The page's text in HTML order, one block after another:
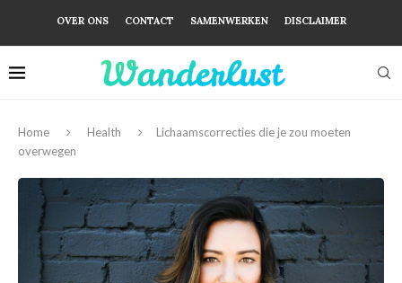
OVER ONS CONTACT SAMENWERKEN DISCLAIMER
Home Health
Lichaamscorrecties die je zou moeten
overwegen